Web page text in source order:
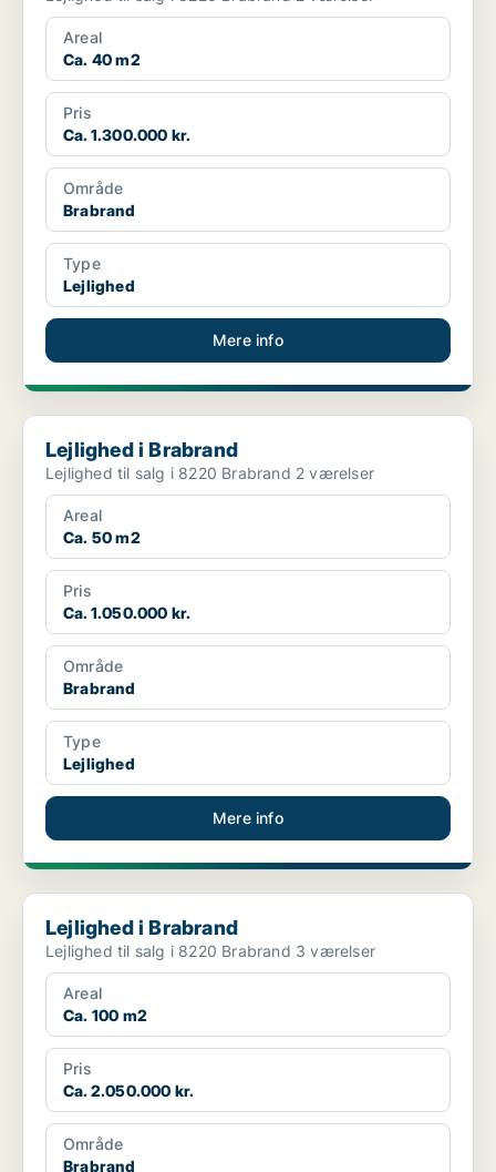
Areal
Ca. 40 m2
Pris
Ca. 1.300.000 kr.
Område
Brabrand
Type
Lejlighed
Mere info
Lejlighed i Brabrand
Lejlighed i Brabrand
Lejlighed til salg i 8220 Brabrand 2 værelser
Areal
Ca. 50 m2
Pris
Ca. 1.050.000 kr.
Område
Brabrand
Type
Lejlighed
Mere info
Lejlighed i Brabrand
Lejlighed i Brabrand
Lejlighed til salg i 8220 Brabrand 3 værelser
Areal
Ca. 100 m2
Pris
Ca. 2.050.000 kr.
Område
Brabrand